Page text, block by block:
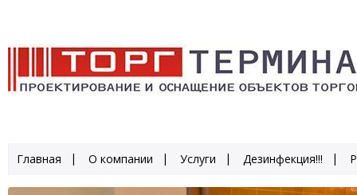
Главная О компании Услуги Дезинфекция!!!